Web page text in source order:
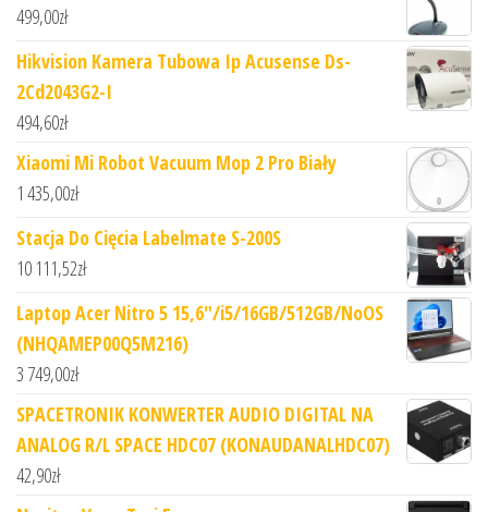
499,00zł
Hikvision Kamera Tubowa Ip Acusense Ds-
2Cd2043G2-I
494,60zł
Xiaomi Mi Robot Vacuum Mop 2 Pro Biały
1 435,00zł
Stacja Do Cięcia Labelmate S-200S
10 111,52zł
Laptop Acer Nitro 5 15,6"/i5/16GB/512GB/NoOS
(NHQAMEP00Q5M216)
3 749,00zł
SPACETRONIK KONWERTER AUDIO DIGITAL NA
ANALOG R/L SPACE HDC07 (KONAUDANALHDC07)
42,90zł